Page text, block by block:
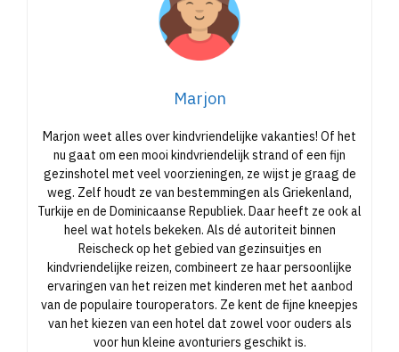
Marjon
Marjon weet alles over kindvriendelijke vakanties! Of het
nu gaat om een mooi kindvriendelijk strand of een fijn
gezinshotel met veel voorzieningen, ze wijst je graag de
weg. Zelf houdt ze van bestemmingen als Griekenland,
Turkije en de Dominicaanse Republiek. Daar heeft ze ook al
heel wat hotels bekeken. Als dé autoriteit binnen
Reischeck op het gebied van gezinsuitjes en
kindvriendelijke reizen, combineert ze haar persoonlijke
ervaringen van het reizen met kinderen met het aanbod
van de populaire touroperators. Ze kent de fijne kneepjes
van het kiezen van een hotel dat zowel voor ouders als
voor hun kleine avonturiers geschikt is.